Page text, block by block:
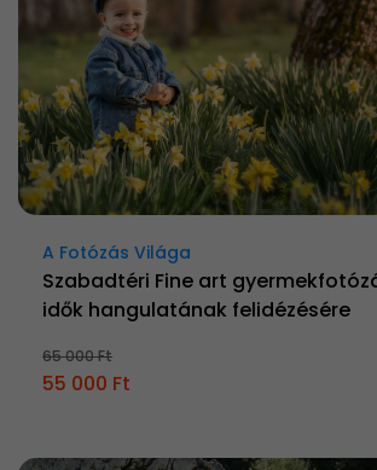
A Fotózás Világa
Szabadtéri Fine art
idők hangulatának felidézésére
65 000 Ft
55 000 Ft